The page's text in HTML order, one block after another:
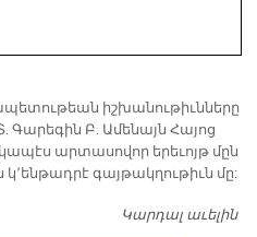
իշխանութիւնները
Գարեգին Բ. Ամենայն Հայոց
արտասովոր երեւոյթ մըն
կ՚ենթադրէ գայթակղութիւն մը:
Կարդալ աւելին